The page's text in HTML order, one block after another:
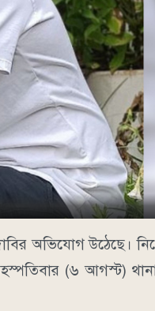
অভিযোগ উঠেছে।
(৬ আগস্ট)